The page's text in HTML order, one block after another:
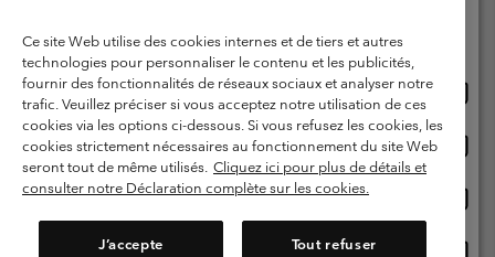
Gebruiksvoorwaarden
Verkoopvoorwaarden
Garantie
Privacybeleid
Gebruiksvoorwaarden voor lidmaatschap
Voorwaarden voor door gebruikers gegenereerde inhoud
Impressum
Cookies
Ce site Web utilise des cookies internes et de tiers et autres
technologies pour personnaliser le contenu et les publicités,
fournir des fonctionnalités de réseaux sociaux et analyser notre
trafic. Veuillez préciser si vous acceptez notre utilisation de ces
cookies via les options ci-dessous. Si vous refusez les cookies, les
cookies strictement nécessaires au fonctionnement du site Web
seront tout de même utilisés. Cliquez ici pour plus de détails et
consulter notre Déclaration complète sur les cookies.
J’accepte Tout refuser
Online shoppen beschikbaar
United States
Belgium-English
Belgium-Français
Belgium-Dutch